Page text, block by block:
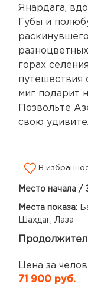
Янардага,
Губы и
горах
путешествия
миг подарит
Позвольте
свою
В
Место начала /
Места показа:
Шахдаг, Лаза
Цена за
71 900 руб.